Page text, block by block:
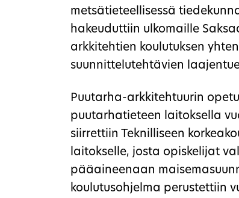
metsätieteellisessä
hakeuduttiin ulkomaille
arkkitehtien koulutuksen
suunnittelutehtävien
Puutarha-arkkitehtuurin
puutarhatieteen laitoksella
siirrettiin Teknilliseen
laitokselle, josta opiskelijat
pääaineenaan
koulutusohjelma perustettiin